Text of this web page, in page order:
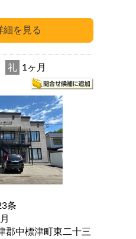
礼 1ヶ月
条
郡中標津町東二十三